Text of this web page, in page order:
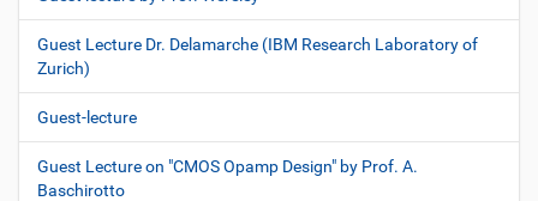
Guest Lecture Dr. Delamarche (IBM Research Laboratory of
Zurich)
Guest-lecture
Guest Lecture on "CMOS Opamp Design" by Prof. A.
Baschirotto